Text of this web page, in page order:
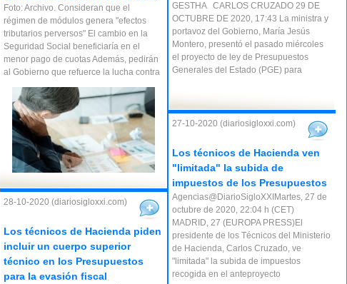
Foto: Archivo. Consideran que el
régimen de módulos genera "efectos
tributarios perversos" El cambio en la
Seguridad Social beneficiaría en el
menor pago de cuotas Además, pedirán
al Gobierno que refuerce la lucha contra
28-10-2020 (diariosigloxxi.com)
Los técnicos de Hacienda piden
incluir un cuerpo superior
técnico en los Presupuestos
para la evasión fiscal
GESTHA CARLOS CRUZADO 29 DE
OCTUBRE DE 2020, 17:43 La ministra y
portavoz del Gobierno, María Jesús
Montero, presentó el pasado miércoles
el proyecto de ley de Presupuestos
Generales del Estado (PGE) para
27-10-2020 (diariosigloxxi.com)
Los técnicos de Hacienda ven
"limitada" la subida de
impuestos de los Presupuestos
Agencias@DiarioSigloXXIMartes, 27 de
octubre de 2020, 22:04 h (CET)
MADRID, 27 (EUROPA PRESS)El
presidente de los Técnicos del Ministerio
de Hacienda, Carlos Cruzado, ve
"limitada" la subida de impuestos
recogida en el anteproyecto